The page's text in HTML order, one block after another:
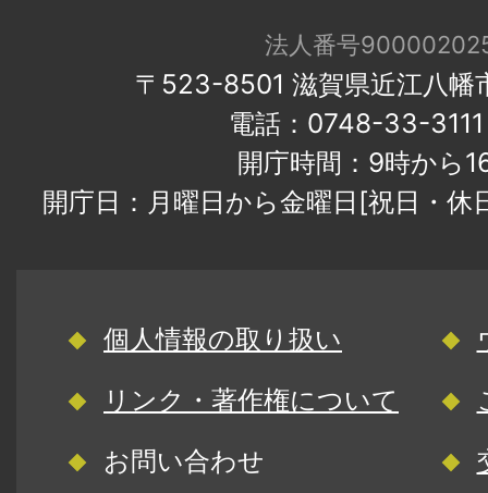
法人番号
〒523-8501 滋賀県近江八幡
電話：0748-33-
開庁時間：9時から
開庁日：月曜日から金曜日[祝日・
個人情報の取り扱い
リンク・著作権について
お問い合わせ